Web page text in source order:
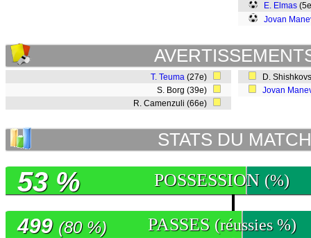
E. Elmas
Jovan
T. Teuma (27e)
S. Borg (39e)
R. Camenzuli (66e)
D.
Jovan
STATS DU MATCH
POSSESSION (%)
53 %
PASSES (réussies %)
499 (80 %)